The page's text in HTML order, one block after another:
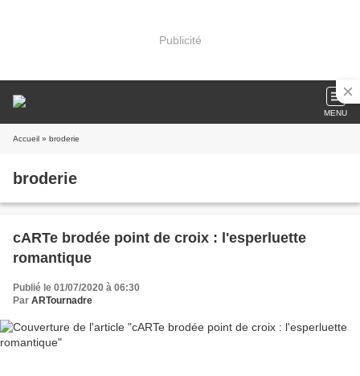
Publicité
MENU
Accueil » broderie
broderie
cARTe brodée point de croix : l'esperluette
romantique
Publié le 01/07/2020 à 06:30
Par ARTournadre